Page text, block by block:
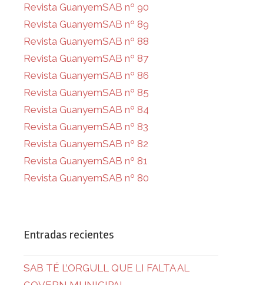
Revista GuanyemSAB nº 90
Revista GuanyemSAB nº 89
Revista GuanyemSAB nº 88
Revista GuanyemSAB nº 87
Revista GuanyemSAB nº 86
Revista GuanyemSAB nº 85
Revista GuanyemSAB nº 84
Revista GuanyemSAB nº 83
Revista GuanyemSAB nº 82
Revista GuanyemSAB nº 81
Revista GuanyemSAB nº 80
Entradas recientes
SAB TÉ L’ORGULL QUE LI FALTA AL